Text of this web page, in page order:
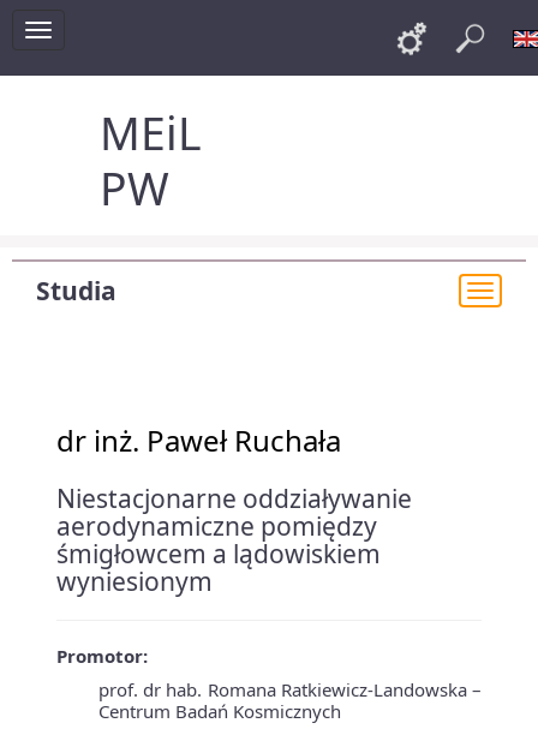
Toggle
navigation
Links
MEiL
PW
Studia
dr inż. Paweł Ruchała
Niestacjonarne oddziaływanie
aerodynamiczne pomiędzy
śmigłowcem a lądowiskiem
wyniesionym
Promotor:
prof. dr hab. Romana Ratkiewicz-Landowska –
Centrum Badań Kosmicznych